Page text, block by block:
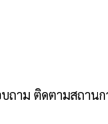
ถาม ติดตามสถาน